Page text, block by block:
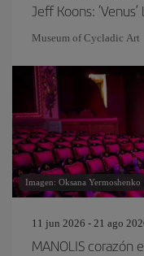
Jeff Koons:
Museum of Cycladic Art
Imagen: Oksana Yermoshenko
11 jun 2026 - 21 ago
MANOLIS corazón